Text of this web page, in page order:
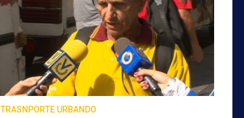
TRASNPORTE URBANDO